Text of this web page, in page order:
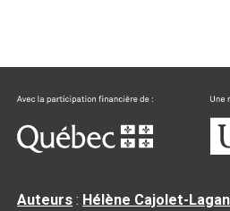
Auteurs : Hélène Cajolet-